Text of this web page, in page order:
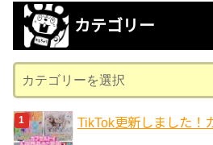
カ
ブ
カテゴリー
テ
ゴ
リ
TikTok更新しました！